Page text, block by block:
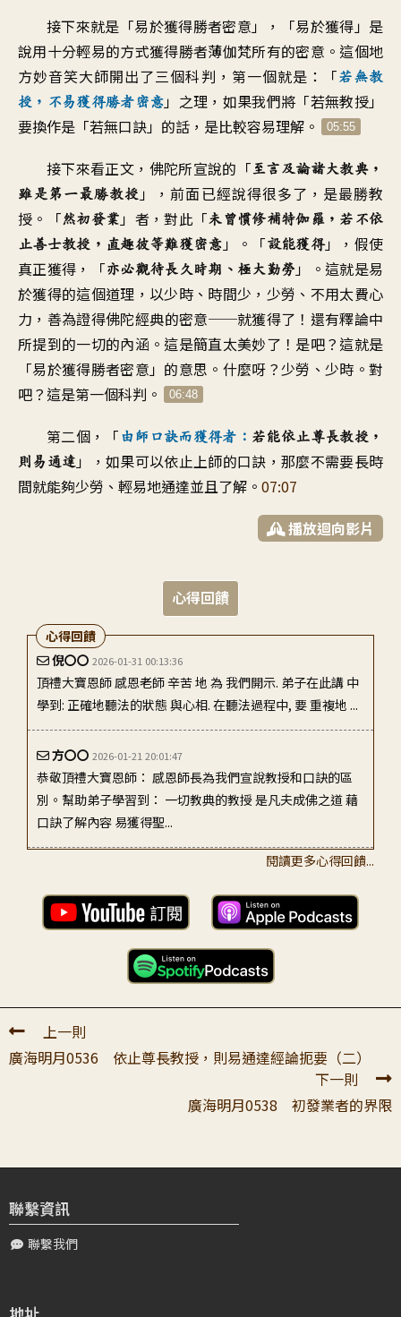
接下來就是 「易於獲得勝者密意」，「易於獲得」 是
說用十分輕易的方式獲得勝者薄伽梵所有的密意 。 這個地
方妙音笑大師開出了三個科判 ， 第一個就是 ：「若無教
授 ， 不易獲得勝者密意」之理 ， 如果我們將「若無教授」
要換作是「若無口訣」的話 ， 是比較容易理解 。 05:55
接下來看正文 ， 佛陀所宣說的 「 至言及論諸大教典 ，
雖是第一最勝教授」，前面已經說得很多了 ， 是最勝教
授 。「然初發業」者 ，對此 「未曾慣修補特伽羅 ， 若不依
止善士教授 ， 直趣彼等難獲密意」。「設能獲得」， 假使
真正獲得 ，「亦必觀待長久時期 、 極大勤勞」。 這就是易
於獲得的這個道理 ， 以少時 、 時間少 ， 少勞、不用太費心
力 ， 善為證得佛陀經典的密意──就獲得了 ！ 還有釋論中
所提到的一切的內涵 。 這是簡直太美妙了！是吧？ 這就是
「易於獲得勝者密意」的意思 。 什麼呀 ？少勞、少時 。對
吧？ 這是第一個科判 。 06:48
第二個，「 由師口訣而獲得者 ： 若能依止尊長教授 ，
則易通達」，如果可以依止上師的口訣 ，那麼不需要長時
間就能夠少勞、輕易地通達並且了解 。 07:07
播放迴向影片
心得回饋
倪〇〇 2026-01-31 00:13:36
頂禮大寶恩師 感恩老師 辛苦 地 為 我們開示. 弟子在此講 中
學到: 正確地聽法的狀態 與心相. 在聽法過程中, 要 重複地 ...
方〇〇 2026-01-21 20:01:47
恭敬頂禮大寶恩師： 感恩師長為我們宣說教授和口訣的區
別。幫助弟子學習到： 一切教典的教授 是凡夫成佛之道 藉
口訣了解內容 易獲得聖...
頂禮敬愛尊貴的大寶恩師，謝謝您提醒弟子，不要只看電腦
螢幕，而是要看書，大家一起靜靜閱讀、翻頁，感受真的很
敬禮上師.非常感恩老師為我思惟引導第537講的內容.我聽聞
之後內心非常的歡喜.因為這一講又回到學習四家合註入門
的內容的緣故.我有準備好自己的...
蕭〇〇2026-01-28 22:53:44
頂禮大寶恩師， 學習這一講的時候，不斷在思考為什麼需
心得回饋
閱讀更多心得回饋...
上一則
廣海明月0536 依止尊長教授，則易通達經論扼要（二）
下一則
廣海明月0538 初發業者的界限
聯繫資訊
聯繫我們